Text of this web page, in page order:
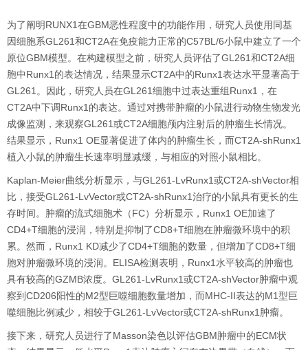
为了阐明RUNX1在GBM恶性程度中的功能作用，研究人员使用同基
因细胞系GL261和CT2A在免疫能力正常的C57BL/6小鼠中建立了一个
原位GBM模型。在构建模型之前，研究人员评估了GL261和CT2A细
胞中Runx1的表达情况，结果显示CT2A中的Runx1表达水平显著高于
GL261。因此，研究人员在GL261细胞中过表达重组Runx1，在
CT2A中下调Runx1的表达。通过对携带肿瘤的小鼠进行动物生物发光
成像监测，来观察GL261或CT2A细胞颅内注射后的肿瘤生长情况。
结果显示，Runx1 OE显著促进了体内的肿瘤生长，而CT2A-shRunx1
植入小鼠的肿瘤生长速率明显减缓，与相应的对照小鼠相比。
Kaplan-Meier曲线分析显示，与GL261-LvRunx1或CT2A-shVector相
比，接受GL261-LvVector或CT2A-shRunx1治疗的小鼠具有更长的生
存时间。肿瘤的流式细胞术（FC）分析显示，Runx1 OE加速了
CD4+T细胞的浸润，特别是抑制了CD8+T细胞在肿瘤微环境中的积
累。然而，Runx1 KD减少了CD4+T细胞的数量，但增加了CD8+T细
胞对肿瘤微环境的浸润。ELISA检测表明，Runx1水平较高的肿瘤也
具有较高的GZMB浓度。GL261-LvRunx1或CT2A-shVector肿瘤中观
察到CD206阳性的M2型巨噬细胞数量增加，而MHC-II表达的M1型巨
噬细胞比例减少，相较于GL261-LvVector或CT2A-shRunx1肿瘤。
接下来，研究人员进行了Masson染色以评估GBM肿瘤中的ECM状